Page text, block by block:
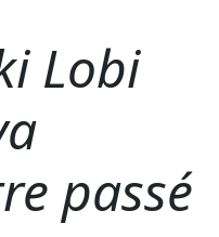
Lobi